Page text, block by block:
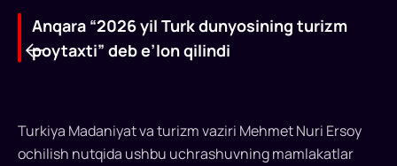
Anqara “2026 yil Turk dunyosining turizm
poytaxti” deb e’lon qilindi
Turkiya Madaniyat va turizm vaziri Mehmet Nuri Ersoy
ochilish nutqida ushbu uchrashuvning mamlakatlar